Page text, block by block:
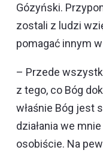
Gózyński.
zostali z ludzi
pomagać innym
– Przede
z tego, co Bóg
właśnie Bóg jest
działania we
osobiście. Na